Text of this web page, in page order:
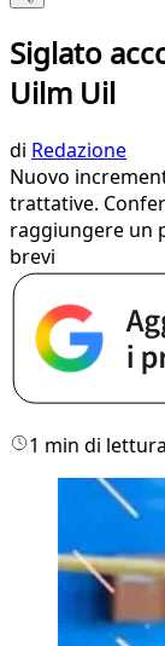
Siglato
Uilm Uil
di Redazione
Nuovo
trattative.
raggiungere un
brevi
1 min di lettura